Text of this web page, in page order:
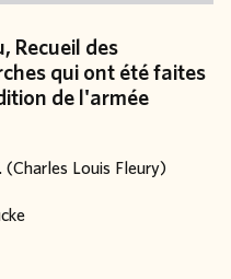
Recueil des
qui ont été faites
de l'armée
(Charles Louis Fleury)